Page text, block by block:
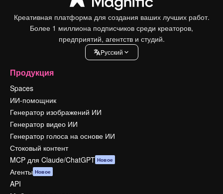
Креативная платформа для создания ваших лучших работ.
Более 1 миллиона подписчиков среди креаторов,
предприятий, агентств и студий.
Pусский
Продукция
Spaces
ИИ-помощник
Генератор изображений ИИ
Генератор видео ИИ
Генератор голоса на основе ИИ
Стоковый контент
MCP для Claude/ChatGPT Новое
Агенты Новое
API